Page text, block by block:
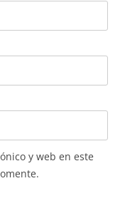
y web en este